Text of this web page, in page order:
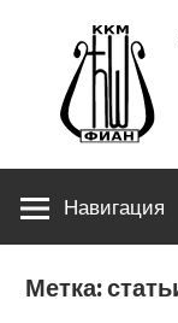
содержимому
ЛЕНИНСКИЙ
Навигация
Метка: